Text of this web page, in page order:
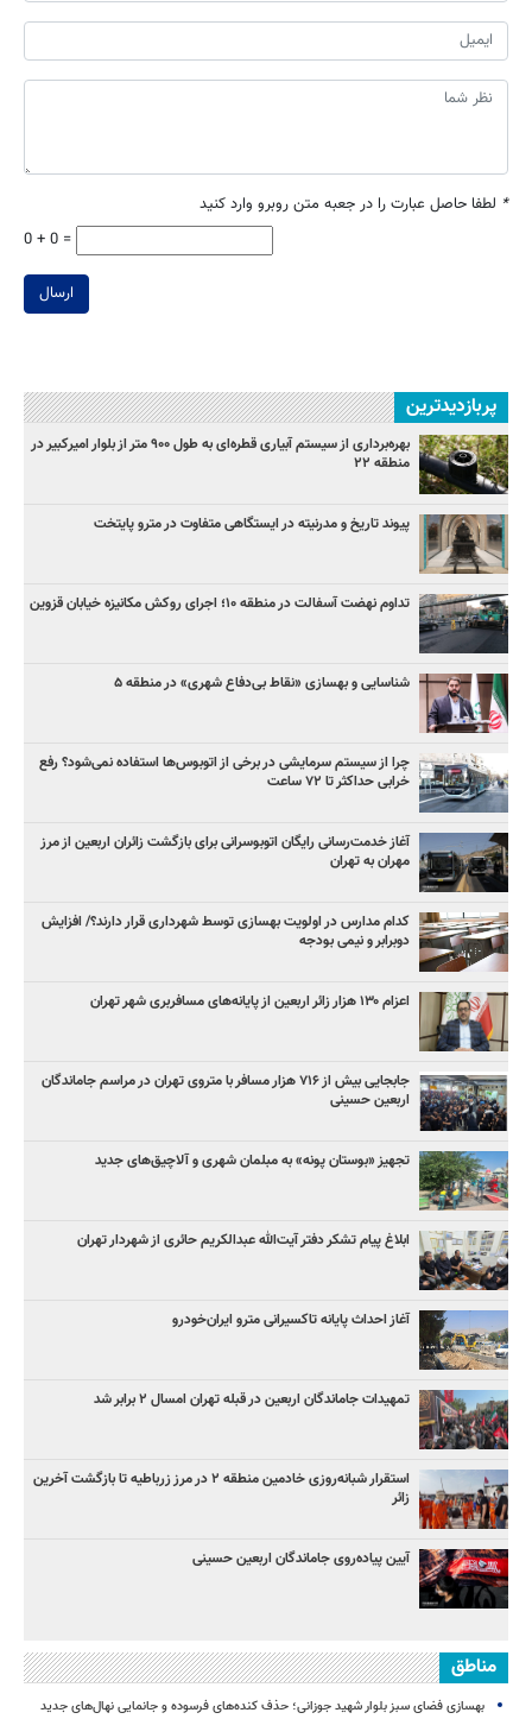
* لطفا حاصل عبارت را در جعبه متن روبرو وارد کنید
0 + 0 =
ارسال
پربازدیدترین
بهره‌برداری از سیستم آبیاری قطره‌ای به طول ۹۰۰ متر از بلوار امیرکبیر در
منطقه ۲۲
پیوند تاریخ و مدرنیته در ایستگاهی متفاوت در مترو پایتخت
تداوم نهضت آسفالت در منطقه ۱۰؛ اجرای روکش مکانیزه خیابان قزوین
شناسایی و بهسازی «نقاط بی‌دفاع شهری» در منطقه ۵
چرا از سیستم سرمایشی در برخی از اتوبوس‌ها استفاده نمی‌شود؟ رفع
خرابی حداکثر تا ۷۲ ساعت
آغاز خدمت‌رسانی رایگان اتوبوسرانی برای بازگشت زائران اربعین از مرز
مهران به تهران
کدام مدارس در اولویت بهسازی توسط شهرداری قرار دارند؟/ افزایش
دوبرابر و نیمی بودجه
اعزام ۱۳۰ هزار زائر اربعین از پایانه‌های مسافربری شهر تهران
جابجایی بیش از ۷۱۶ هزار مسافر با متروی تهران در مراسم جاماندگان
اربعین حسینی
تجهیز «بوستان پونه» به مبلمان شهری و آلاچیق‌های جدید
ابلاغ پیام تشکر دفتر آیت‌الله عبدالکریم حائری از شهردار تهران
آغاز احداث پایانه تاکسیرانی مترو ایران‌خودرو
تمهیدات جاماندگان اربعین در قبله تهران امسال ۲ برابر شد
استقرار شبانه‌روزی خادمین منطقه ۲ در مرز زرباطیه تا بازگشت آخرین
زائر
آیین پیاده‌روی جاماندگان اربعین حسینی
مناطق
بهسازی فضای سبز بلوار شهید جوزانی؛ حذف کنده‌های فرسوده و جانمایی نهال‌های جدید